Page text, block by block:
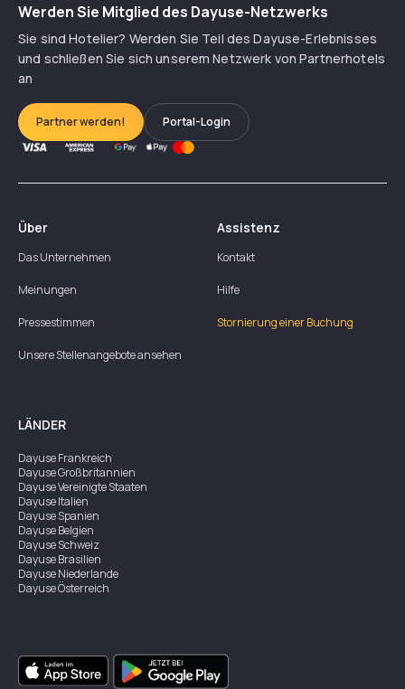
Werden Sie Mitglied des Dayuse-Netzwerks
Sie sind Hotelier? Werden Sie Teil des Dayuse-Erlebnisses
und schließen Sie sich unserem Netzwerk von Partnerhotels
an
Partner werden! Portal-Login
Über
Das Unternehmen
Meinungen
Pressestimmen
Unsere Stellenangebote ansehen
Assistenz
Kontakt
Hilfe
Stornierung einer Buchung
LÄNDER
DayuseFrankreich
DayuseGroßbritannien
DayuseVereinigte Staaten
DayuseItalien
DayuseSpanien
DayuseBelgien
DayuseSchweiz
DayuseBrasilien
DayuseNiederlande
DayuseÖsterreich
DayuseSingapur
DayuseZweden